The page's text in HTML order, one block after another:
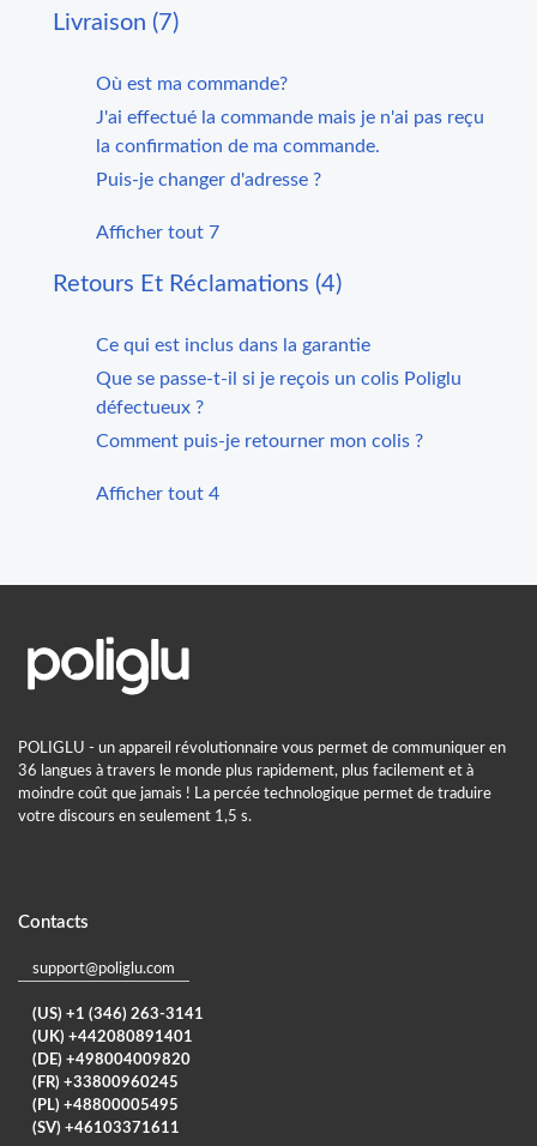
Livraison (7)
Où est ma commande?
J'ai effectué la commande mais je n'ai pas reçu
la confirmation de ma commande.
Puis-je changer d'adresse ?
Afficher tout 7
Retours Et Réclamations (4)
Ce qui est inclus dans la garantie
Que se passe-t-il si je reçois un colis Poliglu
défectueux ?
Comment puis-je retourner mon colis ?
Afficher tout 4
POLIGLU - un appareil révolutionnaire vous permet de communiquer en
36 langues à travers le monde plus rapidement, plus facilement et à
moindre coût que jamais ! La percée technologique permet de traduire
votre discours en seulement 1,5 s.
Contacts
support@poliglu.com
(US) +1 (346) 263-3141
(UK) +442080891401
(DE) +498004009820
(FR) +33800960245
(PL) +48800005495
(SV) +46103371611